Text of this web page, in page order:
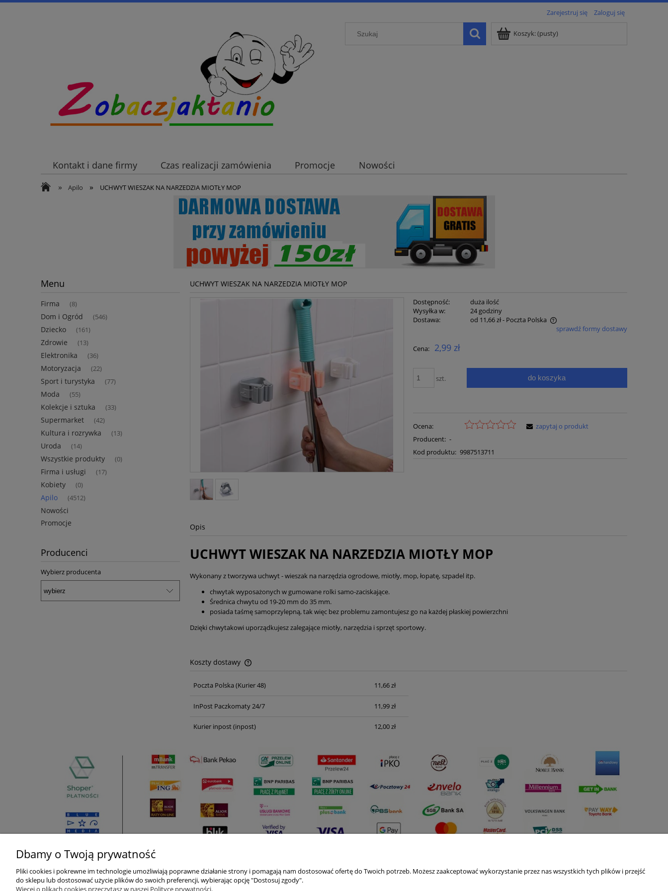
Zarejestruj się Zaloguj się
Koszyk:(pusty)
Kontakt i dane firmy Czas realizacji zamówienia Promocje Nowości
» Apilo » UCHWYT WIESZAK NA NARZEDZIA MIOTŁY MOP
Menu
Firma (8)
Dom i Ogród (546)
Dziecko (161)
Zdrowie (13)
Elektronika (36)
Motoryzacja (22)
Sport i turystyka (77)
Moda (55)
Kolekcje i sztuka (33)
Supermarket (42)
Kultura i rozrywka (13)
Uroda (14)
Wszystkie produkty (0)
Firma i usługi (17)
Kobiety (0)
Apilo (4512)
Nowości
Promocje
Producenci
Wybierz producenta
UCHWYT WIESZAK NA NARZEDZIA MIOTŁY MOP
Dostępność:
duża ilość
Wysyłka w:
24 godziny
Dostawa:
od 11,66 zł- Poczta Polska
płatności
sprawdź formy dostawy
Cena: 2,99 zł
szt. do koszyka
Ocena:
Producent: -
Kod produktu: 9987513711
zapytaj o produkt
Opis
UCHWYT WIESZAK NA NARZEDZIA MIOTŁY MOP
Wykonany z tworzywa uchwyt - wieszak na narzędzia ogrodowe, miotły, mop, łopatę, szpadel itp.
chwytak wyposażonych w gumowane rolki samo-zaciskające.
Średnica chwytu od 19-20 mm do 35 mm.
posiada taśmę samoprzylepną, tak więc bez problemu zamontujesz go na każdej płaskiej powierzchni
Dzięki chwytakowi uporządkujesz zalegające miotły, narzędzia i sprzęt sportowy.
Koszty dostawy
Cena nie zawiera ewentualnych kosztów
Poczta Polska (Kurier 48) 11,66 zł
InPost Paczkomaty 24/7 11,99 zł
Kurier inpost(inpost) 12,00 zł
Pomoc Moje konto Płatności i dostawa
Dbamy o Twoją prywatność
Pliki cookies i pokrewne im technologie umożliwiają poprawne działanie strony i pomagają nam dostosować ofertę do Twoich potrzeb. Możesz zaakceptować wykorzystanie przez nas wszystkich tych plików i przejść
do sklepu lub dostosować użycie plików do swoich preferencji, wybierając opcję "Dostosuj zgody".
Więcej o plikach cookies przeczytasz w naszej Polityce prywatności.